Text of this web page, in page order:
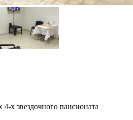
х звездочного пансионата